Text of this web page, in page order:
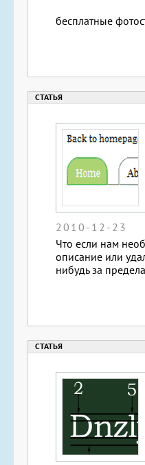
бесплатные
2010-12-23
Что если нам
описание или
нибудь за